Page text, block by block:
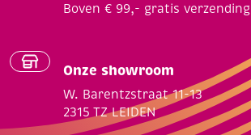
Boven € 99,- gratis verzending
Onze showroom
W. Barentzstraat 11-13
2315 TZ LEIDEN